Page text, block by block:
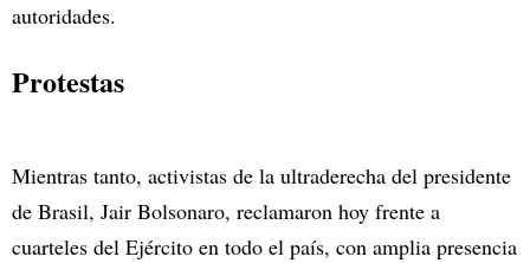
autoridades.
Protestas
Mientras tanto, activistas de la ultraderecha del presidente
de Brasil, Jair Bolsonaro, reclamaron hoy frente a
cuarteles del Ejército en todo el país, con amplia presencia